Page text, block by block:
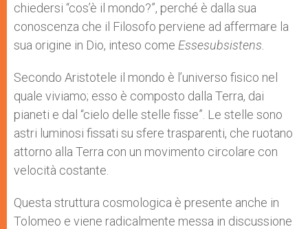
chiedersi “cos’è il mondo?”, perché è dalla sua
conoscenza che il Filosofo perviene ad affermare la
sua origine in Dio, inteso come Essesubsistens.
Secondo Aristotele il mondo è l’universo fisico nel
quale viviamo; esso è composto dalla Terra, dai
pianeti e dal “cielo delle stelle fisse”. Le stelle sono
astri luminosi fissati su sfere trasparenti, che ruotano
attorno alla Terra con un movimento circolare con
velocità costante.
Questa struttura cosmologica è presente anche in
Tolomeo e viene radicalmente messa in discussione